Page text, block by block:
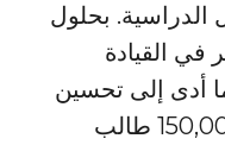
الدراسية. بحلول
في القيادة
أدى إلى تحسين
التعليم بشكل ملحوظ لدى 150,000 طالب